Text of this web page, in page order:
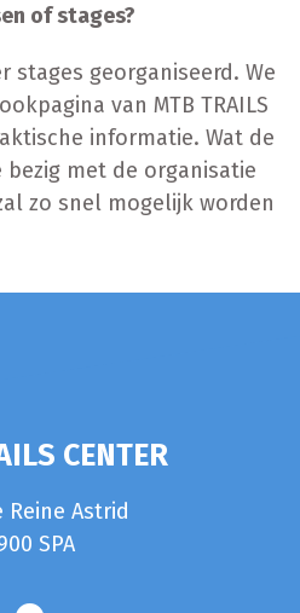
of stages?
stages georganiseerd. We
van MTB TRAILS
informatie. Wat de
met de organisatie
zo snel mogelijk worden
CENTER
Reine Astrid
SPA